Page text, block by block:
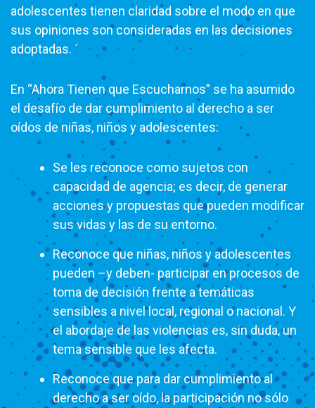
adolescentes tienen claridad sobre el modo en que
sus opiniones son consideradas en las decisiones
adoptadas. ´
En “Ahora Tienen que Escucharnos” se ha asumido
el desafío de dar cumplimiento al derecho a ser
oídos de niñas, niños y adolescentes:
Se les reconoce como sujetos con
capacidad de agencia; es decir, de generar
acciones y propuestas que pueden modificar
sus vidas y las de su entorno.
Reconoce que niñas, niños y adolescentes
pueden –y deben- participar en procesos de
toma de decisión frente a temáticas
sensibles a nivel local, regional o nacional. Y
el abordaje de las violencias es, sin duda, un
tema sensible que les afecta.
Reconoce que para dar cumplimiento al
derecho a ser oído, la participación no sólo